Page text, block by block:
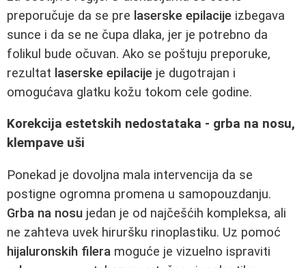
preporučuje da se pre laserske epilacije izbegava
sunce i da se ne čupa dlaka, jer je potrebno da
folikul bude očuvan. Ako se poštuju preporuke,
rezultat laserske epilacije je dugotrajan i
omogućava glatku kožu tokom cele godine.
Korekcija estetskih nedostataka - grba na nosu,
klempave uši
Ponekad je dovoljna mala intervencija da se
postigne ogromna promena u samopouzdanju.
Grba na nosu jedan je od najčešćih kompleksa, ali
ne zahteva uvek hiruršku rinoplastiku. Uz pomoć
hijaluronskih filera moguće je vizuelno ispraviti